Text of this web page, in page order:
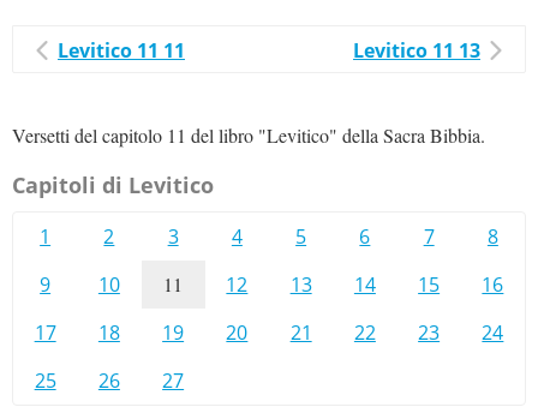
Levitico 11 11 Levitico 11 13
Versetti del capitolo 11 del libro "Levitico" della Sacra Bibbia.
Capitoli di Levitico
1 2 3 4 5 6 7
8
9
10 11 12 13 14 15
16
17
18 19 20 21 22 23
24
25
26 27